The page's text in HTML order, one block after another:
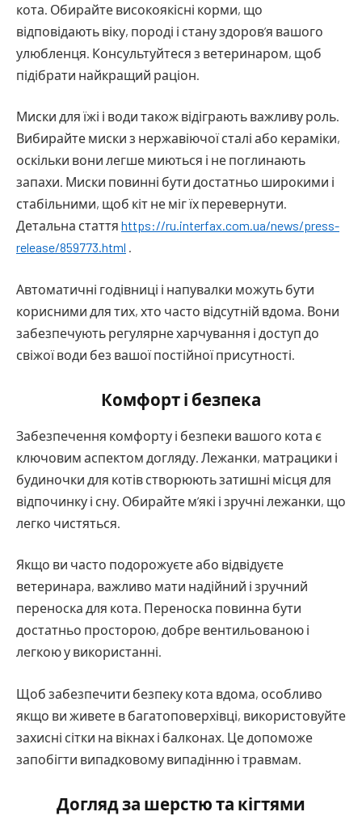
кота. Обирайте високоякісні корми, що
відповідають віку, породі і стану здоров’я вашого
улюбленця. Консультуйтеся з ветеринаром, щоб
підібрати найкращий раціон.
Миски для їжі і води також відіграють важливу роль.
Вибирайте миски з нержавіючої сталі або кераміки,
оскільки вони легше миються і не поглинають
запахи. Миски повинні бути достатньо широкими і
стабільними, щоб кіт не міг їх перевернути.
Детальна стаття https://ru.interfax.com.ua/news/press-
release/859773.html .
Автоматичні годівниці і напувалки можуть бути
корисними для тих, хто часто відсутній вдома. Вони
забезпечують регулярне харчування і доступ до
свіжої води без вашої постійної присутності.
Комфорт і безпека
Забезпечення комфорту і безпеки вашого кота є
ключовим аспектом догляду. Лежанки, матрацики і
будиночки для котів створюють затишні місця для
відпочинку і сну. Обирайте м’які і зручні лежанки, що
легко чистяться.
Якщо ви часто подорожуєте або відвідуєте
ветеринара, важливо мати надійний і зручний
переноска для кота. Переноска повинна бути
достатньо просторою, добре вентильованою і
легкою у використанні.
Щоб забезпечити безпеку кота вдома, особливо
якщо ви живете в багатоповерхівці, використовуйте
захисні сітки на вікнах і балконах. Це допоможе
запобігти випадковому випадінню і травмам.
Догляд за шерстю та кігтями